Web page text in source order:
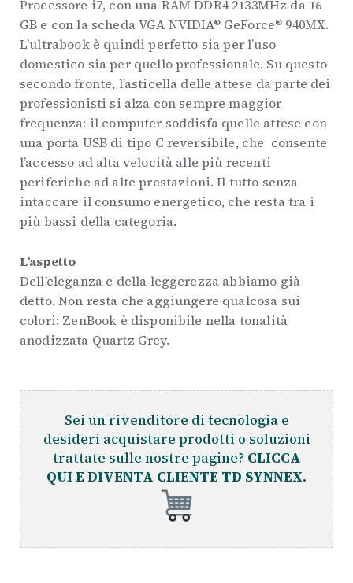
Processore i7, con una RAM DDR4 2133MHz da 16
GB e con la scheda VGA NVIDIA® GeForce® 940MX.
L’ultrabook è quindi perfetto sia per l’uso
domestico sia per quello professionale. Su questo
secondo fronte, l’asticella delle attese da parte dei
professionisti si alza con sempre maggior
frequenza: il computer soddisfa quelle attese con
una porta USB di tipo C reversibile, che consente
l’accesso ad alta velocità alle più recenti
periferiche ad alte prestazioni. Il tutto senza
intaccare il consumo energetico, che resta tra i
più bassi della categoria.
L’aspetto
Dell’eleganza e della leggerezza abbiamo già
detto. Non resta che aggiungere qualcosa sui
colori: ZenBook è disponibile nella tonalità
anodizzata Quartz Grey.
Sei un rivenditore di tecnologia e
desideri acquistare prodotti o soluzioni
trattate sulle nostre pagine? CLICCA
QUI E DIVENTA CLIENTE TD SYNNEX.